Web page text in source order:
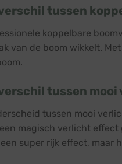
tussen
koppelbare
van de boom wikkelt.
tussen
tussen mooi
magisch verlicht
super rijk effect, maar